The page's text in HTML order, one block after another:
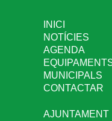
INICI
NOTÍCIES
AGENDA
MUNICIPALS
CONTACTAR
AJUNTAMENT